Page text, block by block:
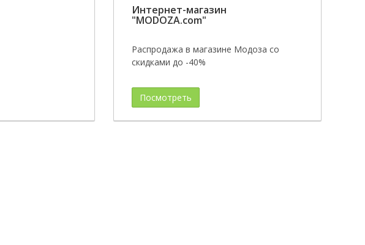
Интернет-магазин
"MODOZA.com"
Распродажа в магазине Модоза со
скидками до -40%
Посмотреть